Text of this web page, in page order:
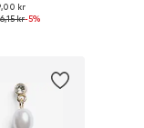
One Size
kr
kr-5%